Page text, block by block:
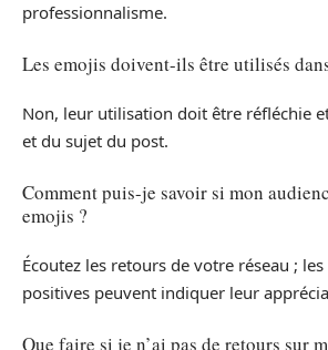
professionnalisme.
Les emojis doivent-ils être utilisés
Non, leur utilisation doit être réfléchie
et du sujet du post.
Comment puis-je savoir si mon
emojis ?
Écoutez les retours de votre réseau ;
positives peuvent indiquer leur
Que faire si je n’ai pas de retours sur